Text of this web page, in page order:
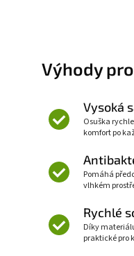
Výhody
Vysoká
Osuška
komfort po
Pomáhá
vlhkém
Rychlé
Díky
praktické pro